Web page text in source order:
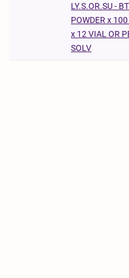
LY.S.OR.SU -
POWDER x
x 12 VIAL OR
SOLV